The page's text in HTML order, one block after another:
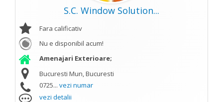
S.C. Window Solution...
Fara calificativ
Nu e disponibil acum!
Amenajari Exterioare;
Bucuresti Mun, Bucuresti
0725... vezi numar
vezi detalii